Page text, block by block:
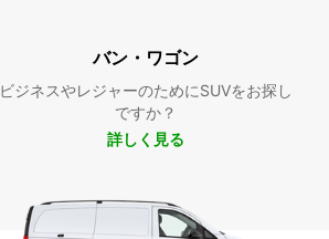
バン・ワゴン
ビジネスやレジャーのためにSUVをお探し
ですか？
詳しく見る